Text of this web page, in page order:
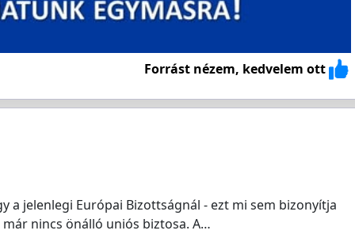
Forrást nézem, kedvelem ott
a jelenlegi Európai Bizottságnál - ezt mi sem bizonyítja
nincs önálló uniós biztosa. A…